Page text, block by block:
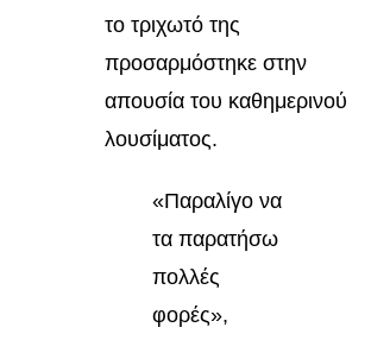
το τριχωτό της
προσαρμόστηκε στην
απουσία του καθημερινού
λουσίματος.
«Παραλίγο να
τα παρατήσω
πολλές
φορές»,